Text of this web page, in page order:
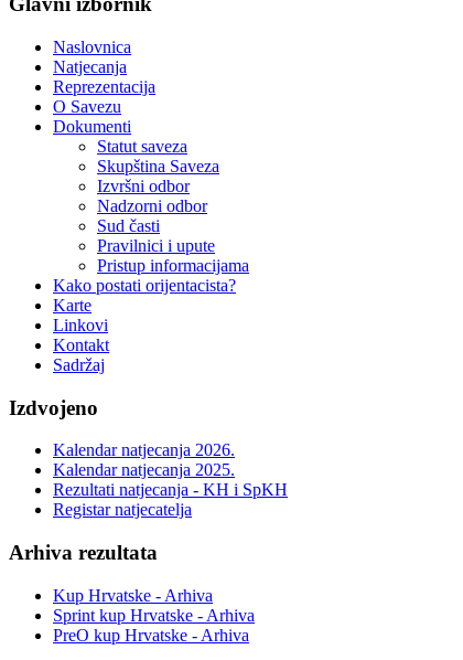
Naslovnica
Natjecanja
Reprezentacija
O Savezu
Dokumenti
Statut saveza
Skupština Saveza
Izvršni odbor
Nadzorni odbor
Sud časti
Pravilnici i upute
Pristup informacijama
Kako postati orijentacista?
Karte
Linkovi
Kontakt
Sadržaj
Izdvojeno
Kalendar natjecanja 2026.
Kalendar natjecanja 2025.
Rezultati natjecanja - KH i SpKH
Registar natjecatelja
Arhiva rezultata
Kup Hrvatske - Arhiva
Sprint kup Hrvatske - Arhiva
PreO kup Hrvatske - Arhiva